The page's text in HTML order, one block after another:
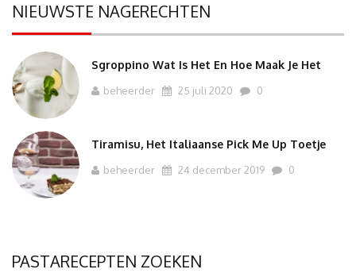
NIEUWSTE NAGERECHTEN
Sgroppino Wat Is Het En Hoe Maak Je Het
beheerder 25 juli 2020 0
Tiramisu, Het Italiaanse Pick Me Up Toetje
beheerder 24 december 2019 0
PASTARECEPTEN ZOEKEN